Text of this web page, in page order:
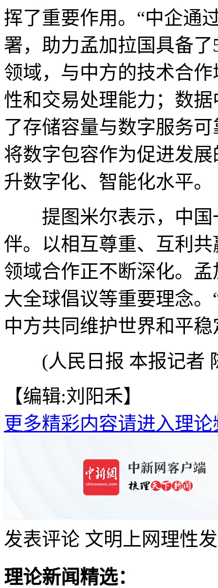
挥了重要作用。“中企通
署，助力孟加拉国具备
领域，与中方的技术合
性和交易处理能力；数
了存储容量与数字服务
将数字包容作为促进发
升数字化、智能化水平。
提图米尔表示，中国
伴。以相互尊重、互利
领域合作正不断深化。
大全球倡议等重要理念
中方共同维护世界和平
(人民日报 本报记者
【编辑:刘阳禾】
更多精彩内容请进入理论
发表评论 文明上网理性
理论新闻精选：